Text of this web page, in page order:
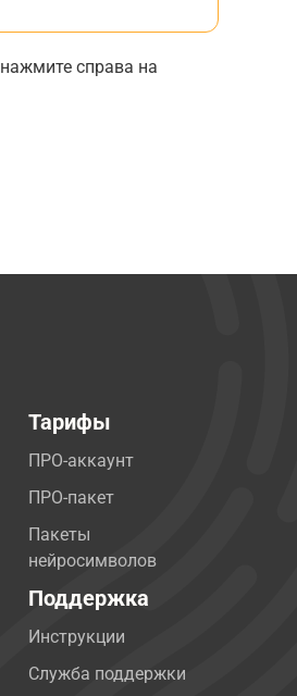
справа на
Тарифы
ПРО-аккаунт
ПРО-пакет
Пакеты
нейросимволов
Поддержка
Инструкции
Служба поддержки